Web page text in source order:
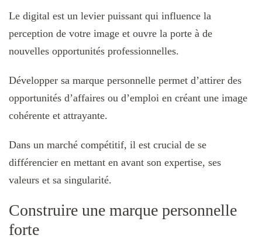
Le digital est un levier puissant qui influence la
perception de votre image et ouvre la porte à de
nouvelles opportunités professionnelles.
Développer sa marque personnelle permet d’attirer des
opportunités d’affaires ou d’emploi en créant une image
cohérente et attrayante.
Dans un marché compétitif, il est crucial de se
différencier en mettant en avant son expertise, ses
valeurs et sa singularité.
Construire une marque personnelle
forte